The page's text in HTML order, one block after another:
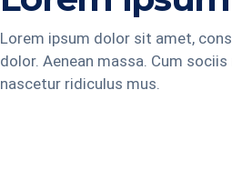
Lorem ipsum dolor sit amet,
dolor. Aenean massa. Cum
nascetur ridiculus mus.